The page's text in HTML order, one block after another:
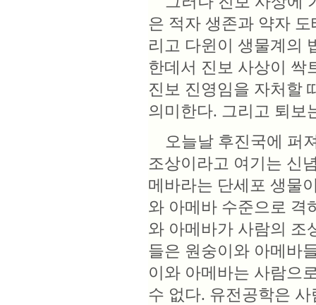
은 적자 생존과 약자
리고 다윈이 생물계의
한데서 진보 사상이 싹
진보 진영임을 자처할
의미한다. 그리고 퇴보
오늘날 후진국에 퍼
조상이라고 여기는 신
메바라는 단세포 생물
와 아메바 수준으로 격
와 아메바가 사람의 조
들은 원숭이와 아메바
이와 아메바는 사람으
수 없다. 유전공학은